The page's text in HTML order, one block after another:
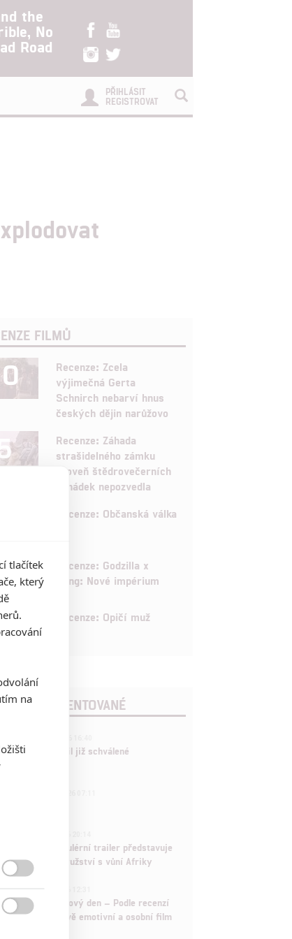
the
No
Road
PŘIHLÁSIT
REGISTROVAT
FILMŮ
Recenze: Zcela
výjimečná Gerta
Schnirch nebarví hnus
českých dějin narůžovo
Recenze: Záhada
strašidelného zámku
úroveň štědrovečerních
pohádek nepozvedla
Recenze: Občanská válka
Recenze: Godzilla x
Kong: Nové impérium
Recenze: Opičí muž
KOMENTOVANÉ
nečekaně zrušil již schválené
a kostí: Regulérní trailer představuje
fantasy dobrodružství s vůní Afriky
Man: Zbrusu nový den – Podle recenzí
čekat překvapivě emotivní a osobní film
tlačítek
který
na